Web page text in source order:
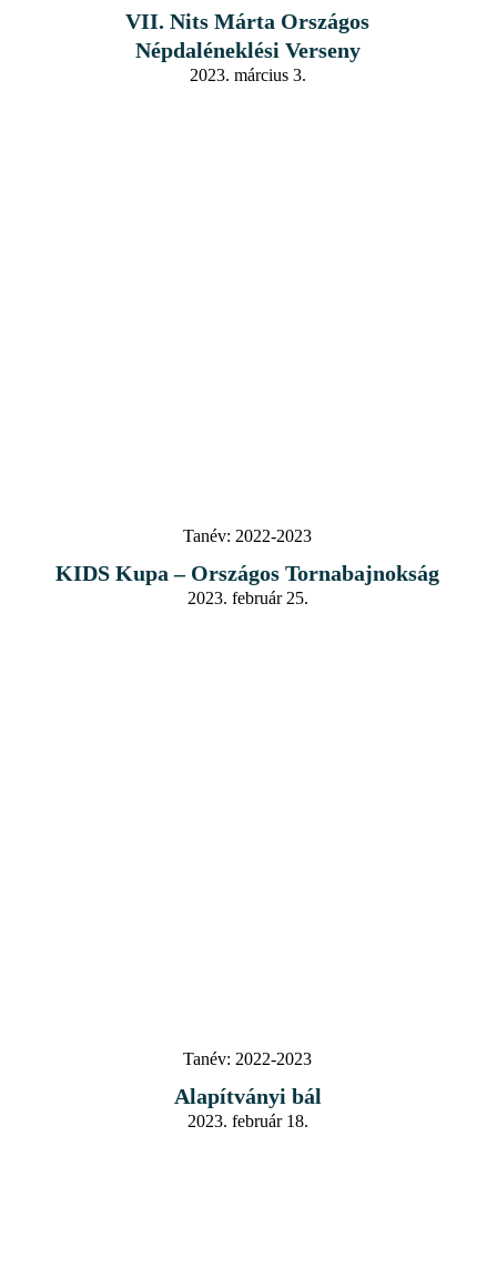
VII. Nits Márta Országos
Népdaléneklési Verseny
2023. március 3.
Tanév: 2022-2023
KIDS Kupa – Országos Tornabajnokság
2023. február 25.
Tanév: 2022-2023
Alapítványi bál
2023. február 18.